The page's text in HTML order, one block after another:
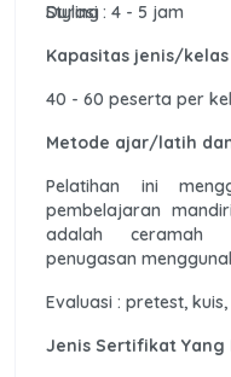
Styling
Durasi : 4 - 5 jam
Kapasitas jenis/
40 - 60 peserta per
Metode ajar/latih
Pelatihan ini
pembelajaran
adalah ceramah
penugasan
Evaluasi : pretest,
Jenis Sertifikat Yang